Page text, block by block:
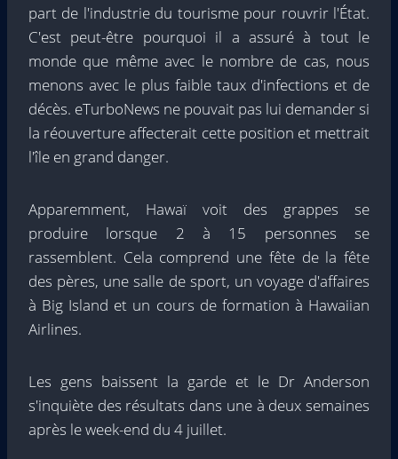
part de l'industrie du tourisme pour rouvrir l'État.
C'est peut-être pourquoi il a assuré à tout le
monde que même avec le nombre de cas, nous
menons avec le plus faible taux d'infections et de
décès. eTurboNews ne pouvait pas lui demander si
la réouverture affecterait cette position et mettrait
l'île en grand danger.
Apparemment, Hawaï voit des grappes se
produire lorsque 2 à 15 personnes se
rassemblent. Cela comprend une fête de la fête
des pères, une salle de sport, un voyage d'affaires
à Big Island et un cours de formation à Hawaiian
Airlines.
Les gens baissent la garde et le Dr Anderson
s'inquiète des résultats dans une à deux semaines
après le week-end du 4 juillet.